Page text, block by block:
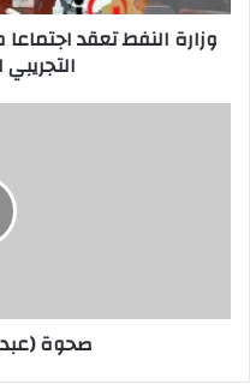
التجريبي
لمصفى
وزارة النفط تعقد
صحوة (عبد